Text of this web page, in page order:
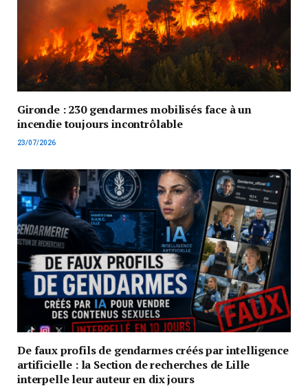
Gironde : 230 gendarmes mobilisés face à un
incendie toujours incontrôlable
23/07/2026
De faux profils de gendarmes créés par intelligence
artificielle : la Section de recherches de Lille
interpelle leur auteur en dix jours